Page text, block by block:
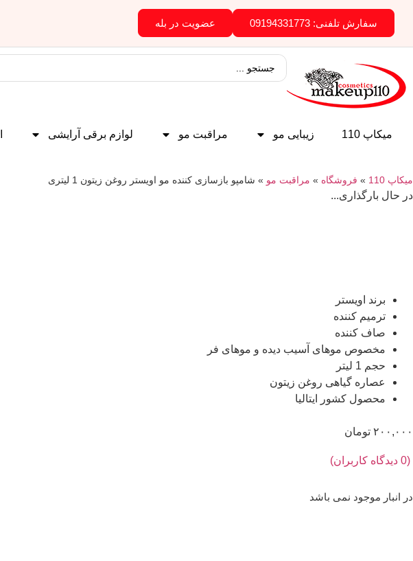
سفارش تلفنی: 09194331773 عضویت در بله
میکاپ 110 زیبایی مو مراقبت مو لوازم برقی آرایشی
میکاپ 110 » فروشگاه » مراقبت مو » شامپو بازسازی کننده مو اویستر روغن زیتون 1 لیتری
در حال بارگذاری...
برند اویستر
ترمیم کننده
صاف کننده
مخصوص موهای آسیب دیده و موهای فر
حجم 1 لیتر
عصاره گیاهی روغن زیتون
محصول کشور ایتالیا
۲۰۰,۰۰۰ تومان
(
0 دیدگاه کاربران)
در انبار موجود نمی باشد